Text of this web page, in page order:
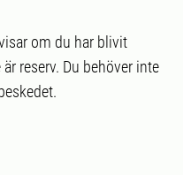
om du har blivit
reserv. Du behöver inte